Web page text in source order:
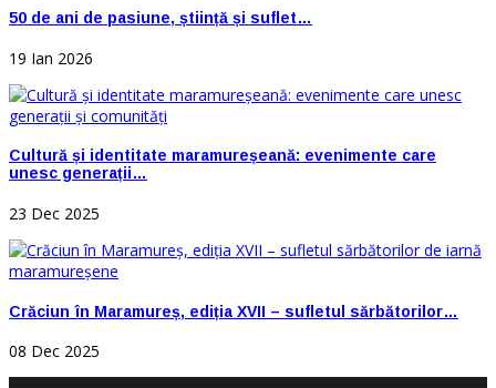
50 de ani de pasiune, știință și suflet…
19 Ian 2026
Cultură și identitate maramureșeană: evenimente care
unesc generații…
23 Dec 2025
Crăciun în Maramureș, ediția XVII – sufletul sărbătorilor…
08 Dec 2025